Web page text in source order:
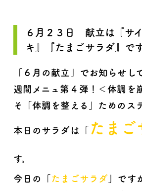
６月２３日 献立は『サ
キ』『たまごサラダ』で
「６月の献立」でお知らせし
週間メニュ第４弾！＜体調を
そ「体調を整える」ためのス
本日のサラダは「 たまご
す。
今日の「 たまごサラダ 」です